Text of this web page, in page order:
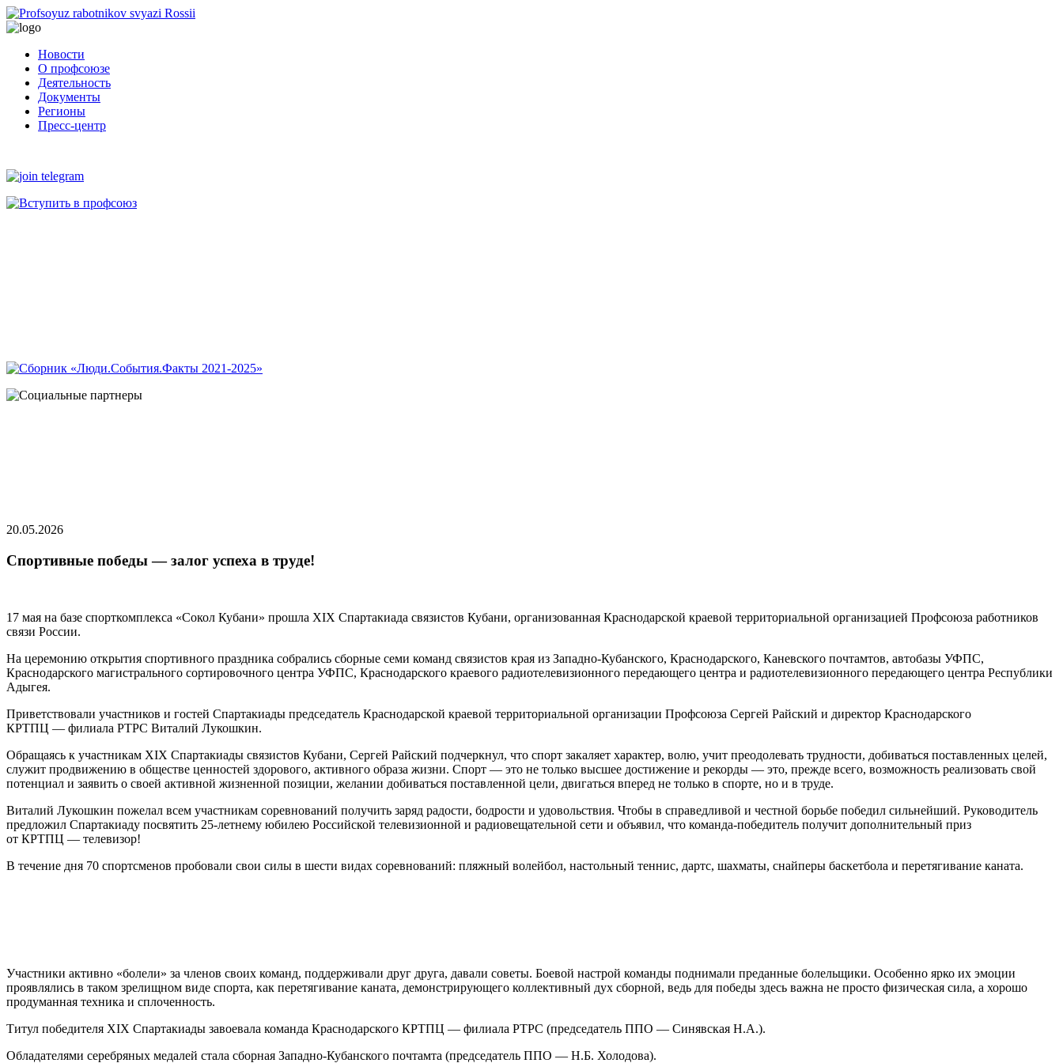
Новости
О профсоюзе
Деятельность
Документы
Регионы
Пресс-центр
20.05.2026
Спортивные победы — залог успеха в труде!
17 мая на базе спорткомплекса «Сокол Кубани» прошла XIX Спартакиада связистов Кубани, организованная Краснодарской краевой территориальной организацией Профсоюза работников
связи России.
На церемонию открытия спортивного праздника собрались сборные семи команд связистов края из Западно-Кубанского, Краснодарского, Каневского почтамтов, автобазы УФПС,
Краснодарского магистрального сортировочного центра УФПС, Краснодарского краевого радиотелевизионного передающего центра и радиотелевизионного передающего центра Республики
Адыгея.
Приветствовали участников и гостей Спартакиады председатель Краснодарской краевой территориальной организации Профсоюза Сергей Райский и директор Краснодарского
КРТПЦ — филиала РТРС Виталий Лукошкин.
Обращаясь к участникам XIX Спартакиады связистов Кубани, Сергей Райский подчеркнул, что спорт закаляет характер, волю, учит преодолевать трудности, добиваться поставленных целей,
служит продвижению в обществе ценностей здорового, активного образа жизни. Спорт — это не только высшее достижение и рекорды — это, прежде всего, возможность реализовать свой
потенциал и заявить о своей активной жизненной позиции, желании добиваться поставленной цели, двигаться вперед не только в спорте, но и в труде.
Виталий Лукошкин пожелал всем участникам соревнований получить заряд радости, бодрости и удовольствия. Чтобы в справедливой и честной борьбе победил сильнейший. Руководитель
предложил Спартакиаду посвятить 25-летнему юбилею Российской телевизионной и радиовещательной сети и объявил, что команда-победитель получит дополнительный приз
от КРТПЦ — телевизор!
В течение дня 70 спортсменов пробовали свои силы в шести видах соревнований: пляжный волейбол, настольный теннис, дартс, шахматы, снайперы баскетбола и перетягивание каната.
Участники активно «болели» за членов своих команд, поддерживали друг друга, давали советы. Боевой настрой команды поднимали преданные болельщики. Особенно ярко их эмоции
проявлялись в таком зрелищном виде спорта, как перетягивание каната, демонстрирующего коллективный дух сборной, ведь для победы здесь важна не просто физическая сила, а хорошо
продуманная техника и сплоченность.
Титул победителя XIX Спартакиады завоевала команда Краснодарского КРТПЦ — филиала РТРС (председатель ППО — Синявская Н.А.).
Обладателями серебряных медалей стала сборная Западно-Кубанского почтамта (председатель ППО — Н.Б. Холодова).